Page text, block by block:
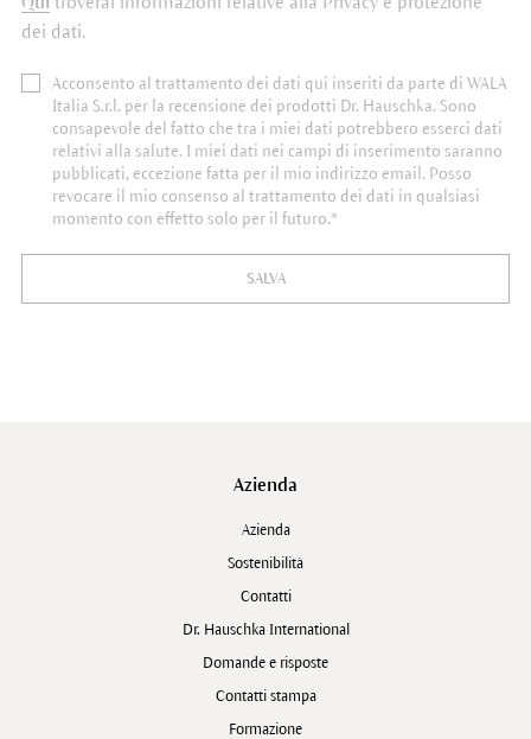
dei dati.
Acconsento al trattamento dei dati qui inseriti da parte di WALA
Italia S.r.l. per la recensione dei prodotti Dr. Hauschka. Sono
consapevole del fatto che tra i miei dati potrebbero esserci dati
relativi alla salute. I miei dati nei campi di inserimento saranno
pubblicati, eccezione fatta per il mio indirizzo email. Posso
revocare il mio consenso al trattamento dei dati in qualsiasi
momento con effetto solo per il futuro.*
SALVA
Azienda
Azienda
Sostenibilità
Contatti
Dr. Hauschka International
Domande e risposte
Contatti stampa
Formazione